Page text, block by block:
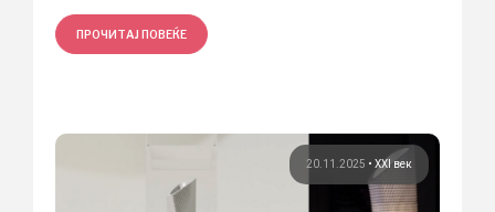
ПРОЧИТАЈ ПОВЕЌЕ
20.11.2025 • XXI век